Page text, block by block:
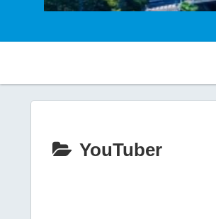
YouTuber